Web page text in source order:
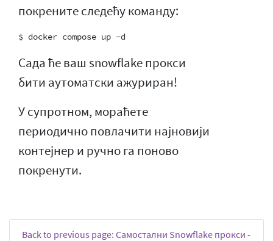
покрените следећу команду:
Сада ће ваш snowflake прокси
бити аутоматски ажуриран!
У супротном, мораћете
периодично повлачити најновији
контејнер и ручно га поново
покренути.
Back to previous page: Самостални Snowflake прокси -